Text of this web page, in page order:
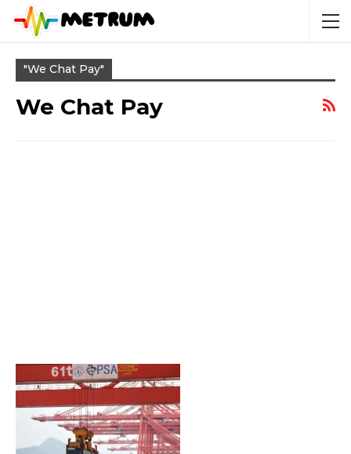
"we Chat Pay"
We Chat Pay